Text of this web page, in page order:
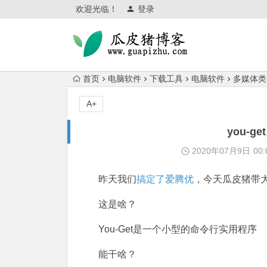
欢迎光临！ 登录
首页 电脑软件 下载工具 电脑软件 多媒体类
you-get
2020年07月9日
昨天我们搞定了爱腾优 ，今天瓜皮猪带
这是啥？
You-Get是一个小型的命令行实用程序
能干啥？
A+